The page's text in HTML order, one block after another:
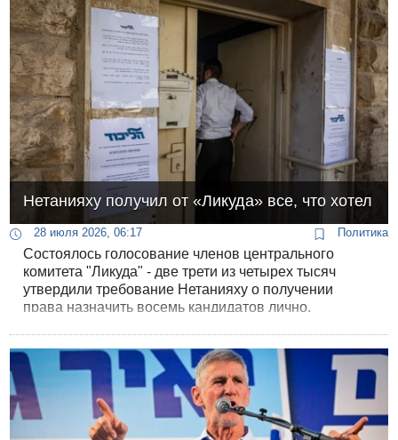
Нетанияху получил от «Ликуда» все, что хотел
28 июля 2026, 06:17 Политика
Состоялось голосование членов центрального
комитета "Ликуда" - две трети из четырех тысяч
утвердили требование Нетанияху о получении
права назначить восемь кандидатов лично.